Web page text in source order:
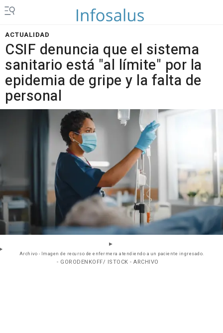
ACTUALIDAD
CSIF denuncia que el sistema
sanitario está "al límite" por la
epidemia de gripe y la falta de
personal
Archivo - Imagen de recurso de enfermera atendiendo a un paciente ingresado.
- GORODENKOFF/ ISTOCK - ARCHIVO